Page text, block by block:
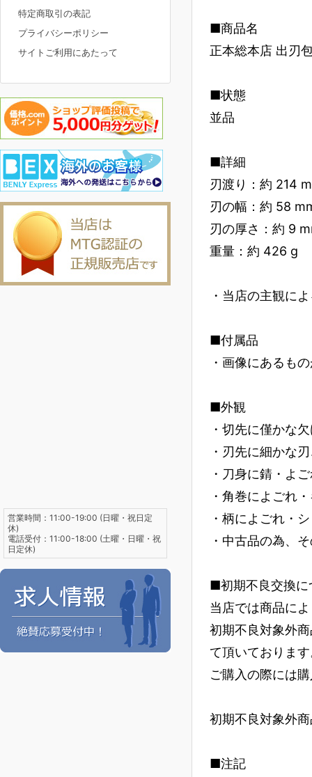
■商品名
正本総本店 出刃
■状態
並品
■詳細
刃渡り：約 214
刃の幅：約 58
刃の厚さ：約 9
重量：約 426 g
・当店の主観に
■付属品
・画像にあるも
■外観
・切先に僅かな
・刃先に細かな
・刀身に錆・よ
・角巻によごれ
・柄によごれ・
・中古品の為、
■初期不良交換に
当店では商品に
初期不良対象外
て頂いておりま
ご購入の際には
初期不良対象外
■注記
特定商取引の表記
プライバシーポリシー
サイトご利用にあたって
営業時間：11:00-19:00 (日曜・祝日定
休)
電話受付：11:00-18:00 (土曜・日曜・祝
日定休)